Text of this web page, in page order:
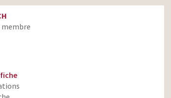
membre